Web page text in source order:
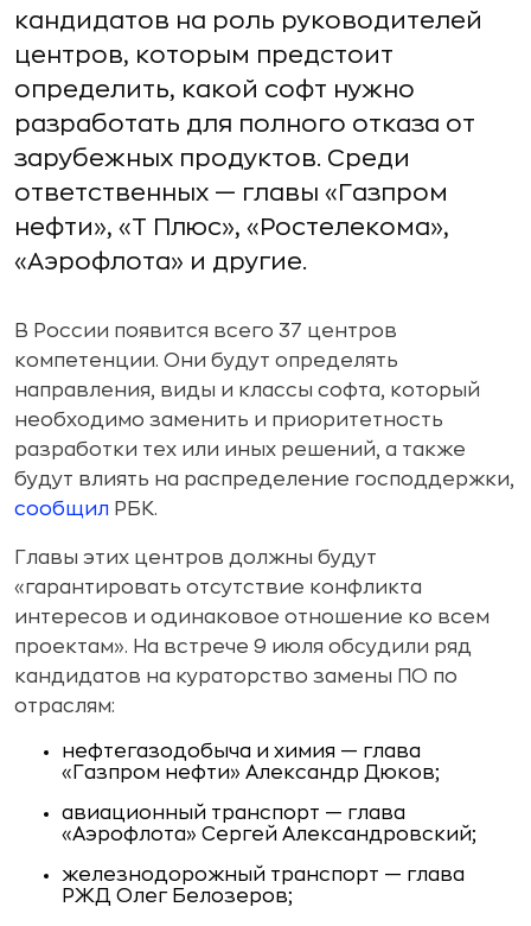
кандидатов на роль руководителей
центров, которым предстоит
определить, какой софт нужно
разработать для полного отказа от
зарубежных продуктов. Среди
ответственных — главы «Газпром
нефти», «Т Плюс», «Ростелекома»,
«Аэрофлота» и другие.
В России появится всего 37 центров
компетенции. Они будут определять
направления, виды и классы софта, который
необходимо заменить и приоритетность
разработки тех или иных решений, а также
будут влиять на распределение господдержки,
сообщил РБК.
Главы этих центров должны будут
«гарантировать отсутствие конфликта
интересов и одинаковое отношение ко всем
проектам». На встрече 9 июля обсудили ряд
кандидатов на кураторство замены ПО по
отраслям:
нефтегазодобыча и химия — глава
«Газпром нефти» Александр Дюков;
авиационный транспорт — глава
«Аэрофлота» Сергей Александровский;
железнодорожный транспорт — глава
РЖД Олег Белозеров;